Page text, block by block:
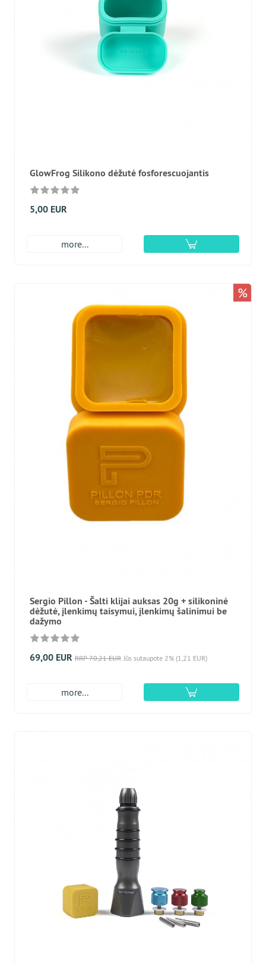
GlowFrog Silikono dėžutė fosforescuojantis
5,00 EUR
more...
Sergio Pillon - Šalti klijai auksas 20g + silikoninė
dėžutė, įlenkimų taisymui, įlenkimų šalinimui be
dažymo
69,00 EUR RRP 70,21 EUR Jūs sutaupote 2% (1,21 EUR)
more...
%